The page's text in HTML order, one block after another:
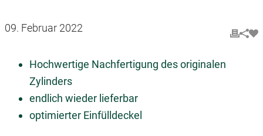
09. Februar 2022
Hochwertige Nachfertigung des originalen
Zylinders
endlich wieder lieferbar
optimierter Einfülldeckel